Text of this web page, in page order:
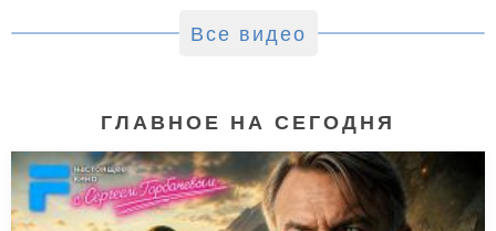
Все видео
ГЛАВНОЕ НА СЕГОДНЯ